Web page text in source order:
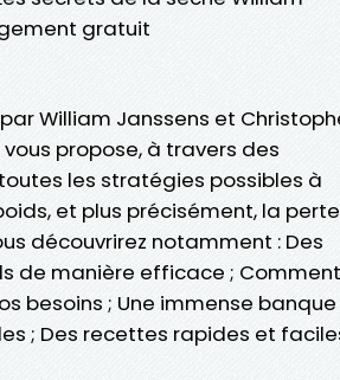
gratuit
William Janssens et
propose, à travers des
les stratégies possibles à
et plus précisément, la
découvrirez notamment : Des
de manière efficace ; Comment
besoins ; Une immense
; Des recettes rapides et